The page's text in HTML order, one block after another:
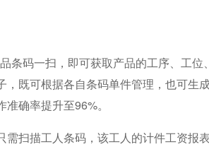
码一扫，即可获取产品的工序、工位
既可根据各自条码单件管理，也可生
确率提升至96%。
描工人条码，该工人的计件工资报表